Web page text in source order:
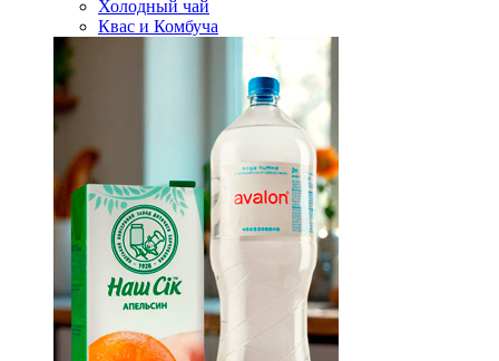
Холодный чай
Квас и Комбуча